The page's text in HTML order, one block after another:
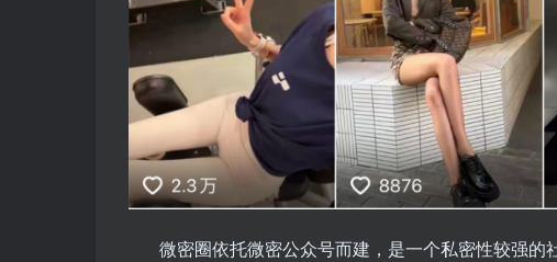
微密圈依托微密公众号而建，是一个私密性较强的